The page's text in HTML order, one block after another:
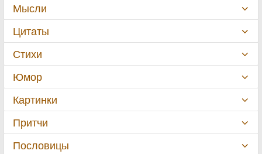
Мысли
Цитаты
Стихи
Юмор
Картинки
Притчи
Пословицы